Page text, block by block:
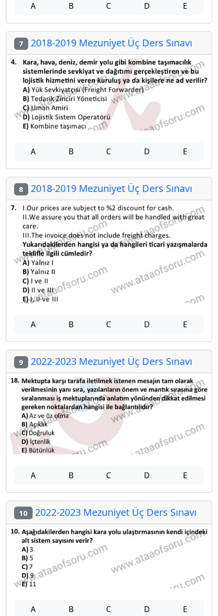
A B C D E
7 2018-2019 Mezuniyet Üç Ders Sınavı
A B C D E
8 2018-2019 Mezuniyet Üç Ders Sınavı
A B C D E
9 2022-2023 Mezuniyet Üç Ders Sınavı
A B C D E
10 2022-2023 Mezuniyet Üç Ders Sınavı
A B C D E